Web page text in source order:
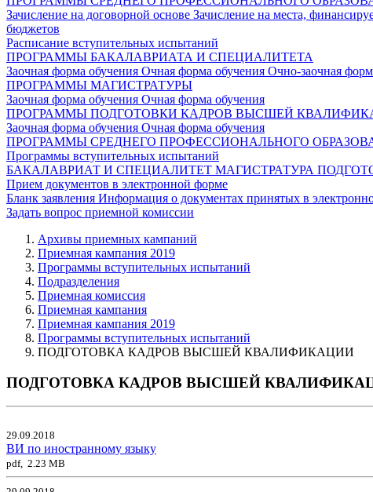
Зачисление на договорной основе Зачисление на места,
бюджетов
Расписание вступительных испытаний
ПРОГРАММЫ БАКАЛАВРИАТА И СПЕЦИАЛИТЕТА
Заочная форма обучения Очная форма обучения Очно-заочная
ПРОГРАММЫ МАГИСТРАТУРЫ
Заочная форма обучения Очная форма обучения
ПРОГРАММЫ ПОДГОТОВКИ КАДРОВ ВЫСШЕЙ
Заочная форма обучения Очная форма обучения
ПРОГРАММЫ СРЕДНЕГО ПРОФЕССИОНАЛЬНОГО
Программы вступительных испытаний
БАКАЛАВРИАТ И СПЕЦИАЛИТЕТ МАГИСТРАТУРА
Прием документов в электронной форме
Бланк заявления Информация о документах принятых в
Задать вопрос приемной комиссии
Архивы приемных кампаний
Приемная кампания 2019
Программы вступительных испытаний
Подразделения
Приемная комиссия
Приемная кампания
Приемная кампания 2019
Программы вступительных испытаний
ПОДГОТОВКА КАДРОВ ВЫСШЕЙ КВАЛИФИКАЦИИ
ПОДГОТОВКА КАДРОВ ВЫСШЕЙ
29.09.2018
ВИ по иностранному языку
pdf, 2.23 MB